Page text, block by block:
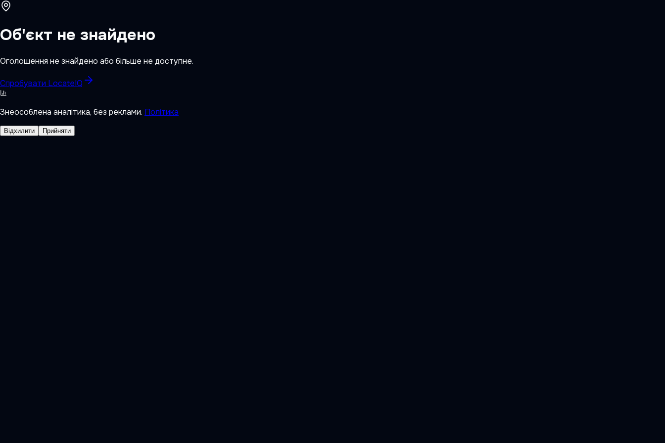
Об'єкт не знайдено
Оголошення не знайдено або більше не доступне.
Спробувати LocateIQ
Знеособлена аналітика, без реклами. Політика
Відхилити Прийняти